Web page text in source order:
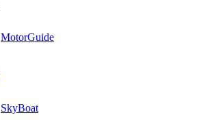
MotorGuide
SkyBoat